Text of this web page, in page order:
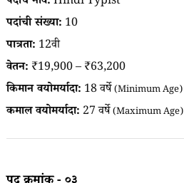
पदांची संख्या: 10
पात्रता: 12वी
वेतन: ₹19,900 – ₹63,200
किमान वयोमर्यादा: 18 वर्षे(Minimum Age)
कमाल वयोमर्यादा: 27 वर्षे(Maximum Age)